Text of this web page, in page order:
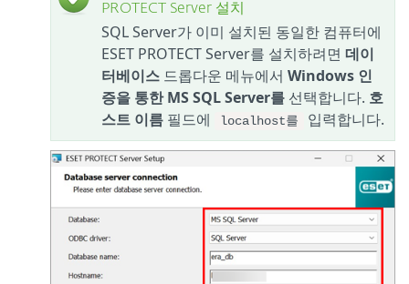
PROTECT Server 설치
SQL Server가 이미 설치된 동일한 컴퓨터에
ESET PROTECT Server를 설치하려면 데이
터베이스 드롭다운 메뉴에서 Windows 인
증을 통한 MS SQL Server를 선택합니다. 호
스트 이름 필드에 localhost를 입력합니다.